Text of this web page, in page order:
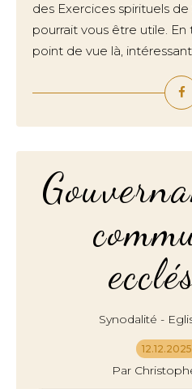
des Exercices spirituels
pourrait vous être utile. En
point de vue là,
Synodalité -
12.12.2025
Par